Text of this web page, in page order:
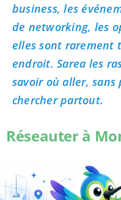
business, les
de networking, les
elles sont rarement
endroit. Sarea les
savoir où aller,
chercher partout.
Réseauter à